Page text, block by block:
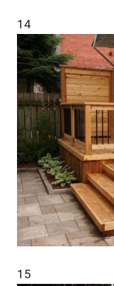
14
15